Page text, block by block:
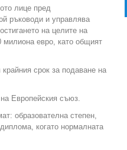
лице пред
ръководи и управлява
на целите на
евро, като общият
срок за подаване на
Европейския съюз.
образователна степен,
когато нормалната